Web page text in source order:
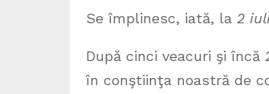
Se împlinesc, iată, la 2
După cinci veacuri şi încă
în conştiinţa noastră de